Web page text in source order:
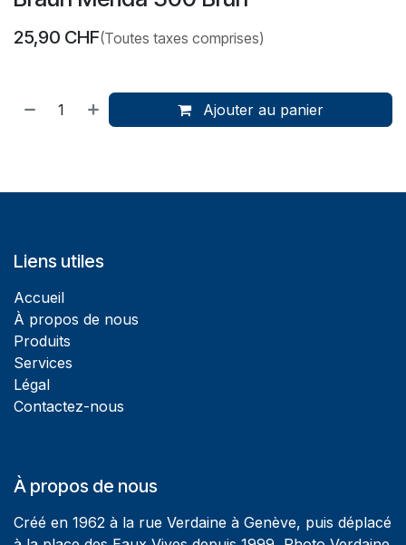
25,90 CHF(Toutes taxes comprises)
Ajouter au panier
Liens utiles
Accueil
À propos de nous
Produits
Services
Légal
Contactez-nous
À propos de nous
Créé en 1962 à la rue Verdaine à Genève, puis déplacé